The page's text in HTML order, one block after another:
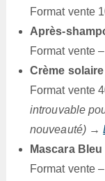
Format vente
Après-
Format vente
Crème
Format vente
introuvable
nouveauté) →
Mascara
Format vente